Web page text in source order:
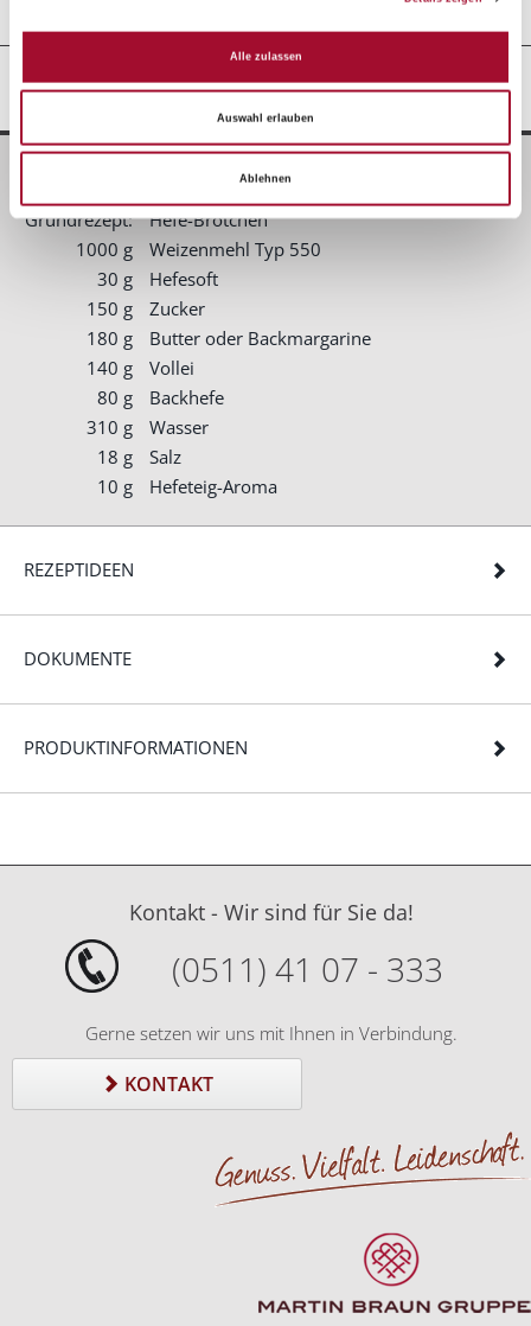
Alle zulassen
Auswahl erlauben
Ablehnen
GRUNDANWENDUNG
Grundrezept: Hefe-Brötchen
1000 g
Weizenmehl Typ 550
30 g
Hefesoft
150 g
Zucker
180 g
Butter oder Backmargarine
140 g
Vollei
80 g
Backhefe
310 g
Wasser
18 g
Salz
10 g
Hefeteig-Aroma
REZEPTIDEEN
DOKUMENTE
PRODUKTINFORMATIONEN
Kontakt - Wir sind für Sie da!
(0511) 41 07 - 333
Gerne setzen wir uns mit Ihnen in Verbindung.
KONTAKT